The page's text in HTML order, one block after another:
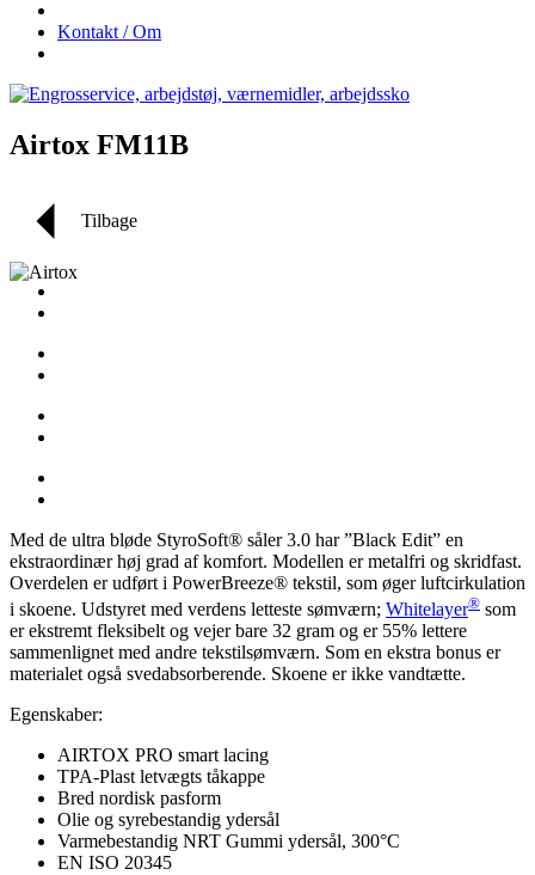
Kontakt / Om
Airtox FM11B
Tilbage
Med de ultra bløde StyroSoft® såler 3.0 har ”Black Edit” en
ekstraordinær høj grad af komfort. Modellen er metalfri og skridfast.
Overdelen er udført i PowerBreeze® tekstil, som øger luftcirkulation
i skoene. Udstyret med verdens letteste sømværn; Whitelayer® som
er ekstremt fleksibelt og vejer bare 32 gram og er 55% lettere
sammenlignet med andre tekstilsømværn. Som en ekstra bonus er
materialet også svedabsorberende. Skoene er ikke vandtætte.
Egenskaber:
AIRTOX PRO smart lacing
TPA-Plast letvægts tåkappe
Bred nordisk pasform
Olie og syrebestandig ydersål
Varmebestandig NRT Gummi ydersål, 300°C
EN ISO 20345